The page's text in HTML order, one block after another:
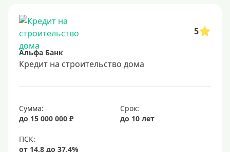
5
Альфа Банк
Кредит на строительство дома
Сумма:
до 15 000 000 ₽
Срок:
до 10 лет